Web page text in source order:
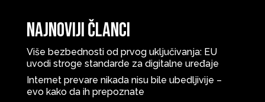
Najnoviji članci
Više bezbednosti od prvog uključivanja: EU
uvodi stroge standarde za digitalne uređaje
Internet prevare nikada nisu bile ubedljivije –
evo kako da ih prepoznate